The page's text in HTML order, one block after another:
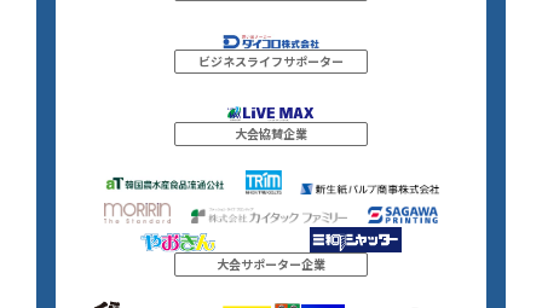
ビジネスライフサポーター
大会協賛企業
大会サポーター企業